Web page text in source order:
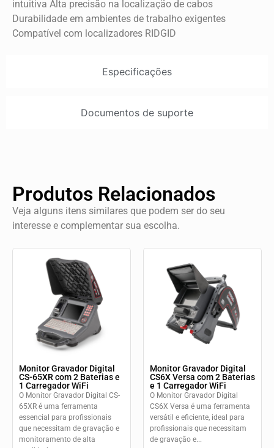
Especificações
Documentos de suporte
intuitiva Alta precisão na localização de cabos
Durabilidade em ambientes de trabalho exigentes
Compatível com localizadores RIDGID
Produtos Relacionados
Veja alguns itens similares que podem ser do seu
interesse e complementar sua escolha.
Monitor Gravador Digital
CS-65XR com 2 Baterias e
1 Carregador WiFi
O Monitor Gravador Digital CS-
65XR é uma ferramenta
essencial para profissionais
que necessitam de gravação e
monitoramento de alta
Monitor Gravador Digital
CS6X Versa com 2 Baterias
e 1 Carregador WiFi
O Monitor Gravador Digital
CS6X Versa é uma ferramenta
versátil e eficiente, ideal para
profissionais que necessitam
de gravação e...